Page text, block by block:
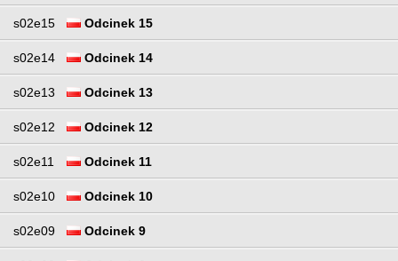
s02e15 Odcinek 15
s02e14 Odcinek 14
s02e13 Odcinek 13
s02e12 Odcinek 12
s02e11 Odcinek 11
s02e10 Odcinek 10
s02e09 Odcinek 9